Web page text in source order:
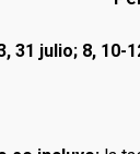
31 julio; 8,